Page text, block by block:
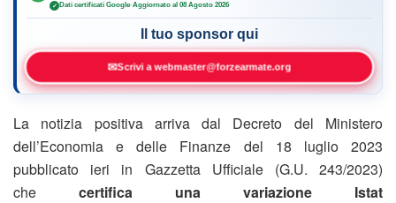
✓ Dati certificati Google·Aggiornato al 08 Agosto 2026
Il tuo sponsor qui
✉Scrivi a webmaster@forzearmate.org
La notizia positiva arriva dal Decreto del Ministero
dell’Economia e delle Finanze del 18 luglio 2023
pubblicato ieri in Gazzetta Ufficiale (G.U. 243/2023)
che certifica una variazione Istat